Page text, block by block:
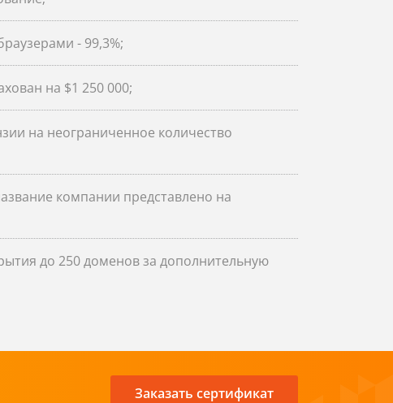
- 99,3%;
на $1 250 000;
на неограниченное количество
компании представлено на
до 250 доменов за дополнительную
Заказать сертификат